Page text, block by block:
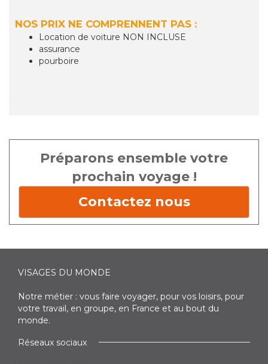
NOS PRIX NE COMPRENNENT PAS :
Location de voiture NON INCLUSE
assurance
pourboire
Préparons ensemble votre
prochain voyage !
Contactez nous
VISAGES DU MONDE
Notre métier : vous faire voyager, pour vos loisirs, pour
votre travail, en groupe, en France et au bout du
monde.
Réseaux sociaux